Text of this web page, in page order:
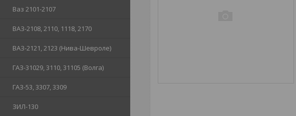
Ваз 2101-2107
ВАЗ-2108, 2110, 1118, 2170
ВАЗ-2121, 2123 (Нива-Шевроле)
ГАЗ-31029, 3110, 31105 (Волга)
ГАЗ-53, 3307, 3309
ЗИЛ-130